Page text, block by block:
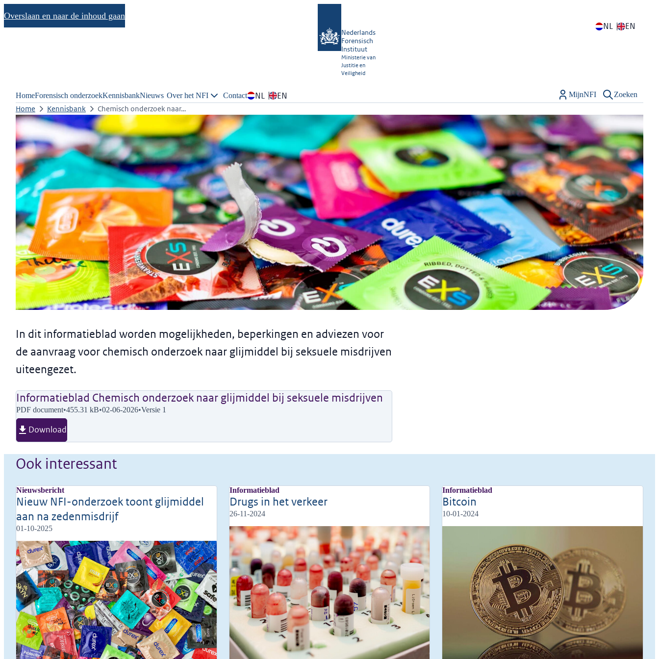
Overslaan en naar de inhoud gaan
NL EN
Nederlands
Forensisch
Instituut
Ministerie van
Justitie en
Veiligheid
HomeForensisch onderzoekKennisbankNieuws Over het NFI Contact NL EN MijnNFI Zoeken
Home Kennisbank Chemisch onderzoek naar…
Chemisch onderzoek naar glijmiddel bij seksuele
misdrijven
Versie:
In dit informatieblad worden mogelijkheden, beperkingen en adviezen voor
de aanvraag voor chemisch onderzoek naar glijmiddel bij seksuele misdrijven
uiteengezet.
Informatieblad Chemisch onderzoek naar glijmiddel bij seksuele misdrijven
PDF document•455.31 kB•02-06-2026•Versie 1
Download
Ook interessant
Nieuwsbericht
Nieuw NFI-onderzoek toont glijmiddel
aan na zedenmisdrijf
01-10-2025
Informatieblad
Drugs in het verkeer
26-11-2024
Informatieblad
Bitcoin
10-01-2024